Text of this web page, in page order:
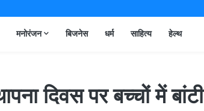
मनोरंजन बिजनेस धर्म साहित्य हेल्थ
दिवस पर बच्चों में बांटी